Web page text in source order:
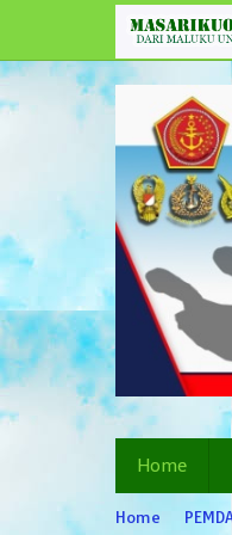
konten
Home
Home